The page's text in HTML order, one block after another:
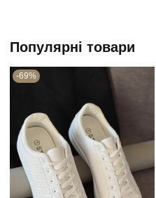
Популярні товари
-69%